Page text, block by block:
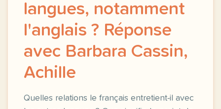
langues, notamment
l'anglais ? Réponse
avec Barbara Cassin,
Achille
Quelles relations le français entretient-il avec